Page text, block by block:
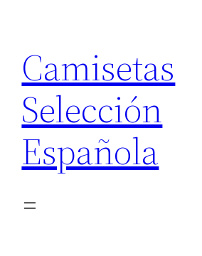
contenido
Camisetas
Selección
Española